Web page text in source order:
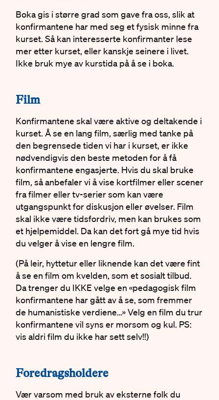
Boka gis i større grad som gave fra oss, slik at
konfirmantene har med seg et fysisk minne fra
kurset. Så kan interesserte konfirmanter lese
mer etter kurset, eller kanskje seinere i livet.
Ikke bruk mye av kurstida på å se i boka.
#
Film
Konfirmantene skal være aktive og deltakende i
kurset. Å se en lang film, særlig med tanke på
den begrensede tiden vi har i kurset, er ikke
nødvendigvis den beste metoden for å få
konfirmantene engasjerte. Hvis du skal bruke
film, så anbefaler vi å vise kortfilmer eller scener
fra filmer eller tv-serier som kan være
utgangspunkt for diskusjon eller øvelser. Film
skal ikke være tidsfordriv, men kan brukes som
et hjelpemiddel. Da kan det fort gå mye tid hvis
du velger å vise en lengre film.
(På leir, hyttetur eller liknende kan det være fint
å se en film om kvelden, som et sosialt tilbud.
Da trenger du IKKE velge en «pedagogisk film
konfirmantene har gått av å se, som fremmer
de humanistiske verdiene…» Velg en film du trur
konfirmantene vil syns er morsom og kul. PS:
vis aldri film du ikke har sett selv!!)
#
Foredragsholdere
Vær varsom med bruk av eksterne folk du